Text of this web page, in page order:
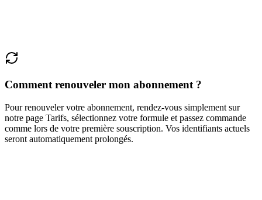
Comment renouveler mon abonnement ?
Pour renouveler votre abonnement, rendez-vous simplement sur
notre page Tarifs, sélectionnez votre formule et passez commande
comme lors de votre première souscription. Vos identifiants actuels
seront automatiquement prolongés.